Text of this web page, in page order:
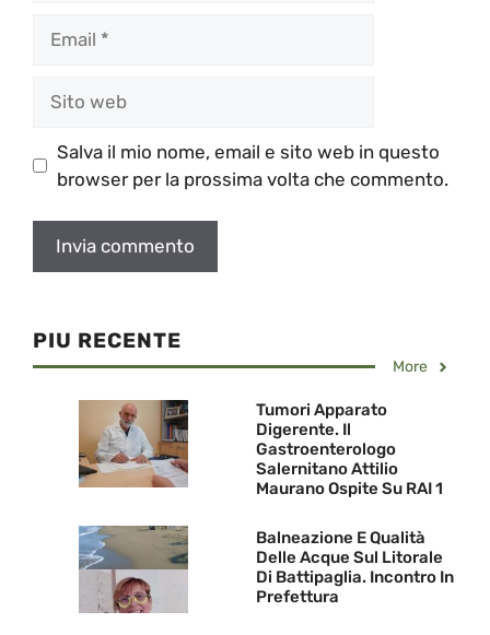
web
Salva il mio nome, email e sito web in questo
browser per la prossima volta che commento.
PIU RECENTE
More
Tumori Apparato
Digerente. Il
Gastroenterologo
Salernitano Attilio
Maurano Ospite Su RAI 1
Balneazione E Qualità
Delle Acque Sul Litorale
Di Battipaglia. Incontro In
Prefettura